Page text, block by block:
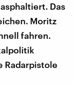
Das
Moritz
fahren.
Radarpistole